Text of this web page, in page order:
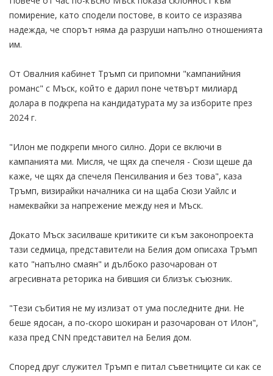
помирение, като сподели постове, в които се изразява
надежда, че спорът няма да разруши напълно отношенията
им.
От Овалния кабинет Тръмп си припомни "кампанийния
романс" с Мъск, който е дарил поне четвърт милиард
долара в подкрепа на кандидатурата му за изборите през
2024 г.
"Илон ме подкрепи много силно. Дори се включи в
кампанията ми. Мисля, че щях да спечеля - Сюзи щеше да
каже, че щях да спечеля Пенсилвания и без това", каза
Тръмп, визирайки началника си на щаба Сюзи Уайлс и
намеквайки за напрежение между нея и Мъск.
Докато Мъск засилваше критиките си към законопроекта
тази седмица, представители на Белия дом описаха Тръмп
като "напълно смаян" и дълбоко разочарован от
агресивната реторика на бившия си близък съюзник.
"Тези събития не му излизат от ума последните дни. Не
беше ядосан, а по-скоро шокиран и разочарован от Илон",
каза пред CNN представител на Белия дом.
Според друг служител Тръмп е питал съветниците си как се